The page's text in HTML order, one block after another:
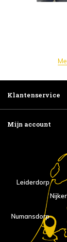
Klantenservice
Mijn account
Numansdorp
Leiderdorp